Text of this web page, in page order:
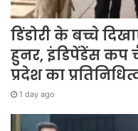
डिंडोरी के बच्चे
हुनर, इंडिपेंडेंस कप
प्रदेश का
1 day ago